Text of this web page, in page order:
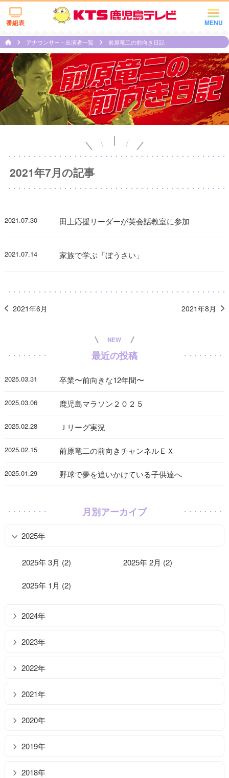
MENU
番組表
アナウンサー・出演者一覧 前原竜二の前向き日記
2021年7月の記事
2021.07.30 田上応援リーダーが英会話教室に参加
2021.07.14 家族で学ぶ「ぼうさい」
2021年6月 2021年8月
NEW
最近の投稿
2025.03.31 卒業〜前向きな12年間〜
2025.03.06 鹿児島マラソン２０２５
2025.02.28 Ｊリーグ実況
2025.02.15 前原竜二の前向きチャンネルＥＸ
2025.01.29 野球で夢を追いかけている子供達へ
月別アーカイブ
2025年
2025年 3月 (2) 2025年 2月 (2)
2025年 1月 (2)
2024年
2023年
2022年
2021年
2020年
2019年
2018年